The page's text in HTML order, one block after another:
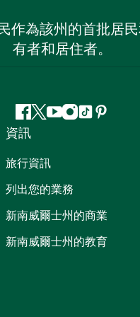
為該州的首批居
有者和居住者。
Facebook
嘰
喳
喳
Youtube
Instagram
抖
資訊
旅行資訊
列出您的業務
新南威爾士州的商業
新南威爾士州的教育